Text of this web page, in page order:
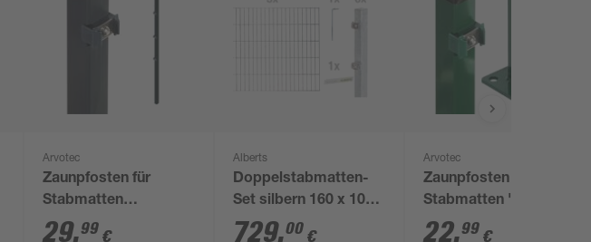
Arvotec
Zaunpfosten für
Stabmatten
'Essential' anthrazit 4
29,99 €
Alberts
Doppelstabmatten-
Set silbern 160 x 1000
cm
729,00 €
Arvotec
Zaunpfosten für
Stabmatten 'Easy'
grün 4 x 4 x 128 cm
22,99 €